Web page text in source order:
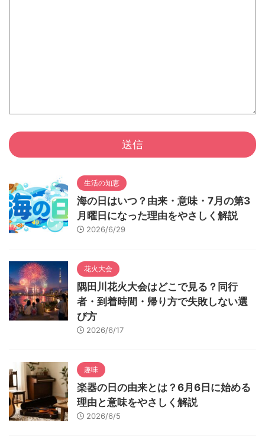
生活の知恵
海の日はいつ？由来・意味・7月の第3
月曜日になった理由をやさしく解説
2026/6/29
花火大会
隅田川花火大会はどこで見る？同行
者・到着時間・帰り方で失敗しない選
び方
2026/6/17
趣味
楽器の日の由来とは？6月6日に始める
理由と意味をやさしく解説
2026/6/5